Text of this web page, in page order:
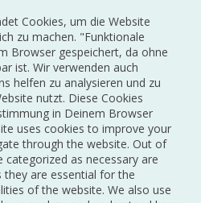
Cookies, um die Website
zu machen. "Funktionale
Browser gespeichert, da ohne
ist. Wir verwenden auch
helfen zu analysieren und zu
nutzt. Diese Cookies
in Deinem Browser
uses cookies to improve your
through the website. Out of
as necessary are
are essential for the
of the website. We also use